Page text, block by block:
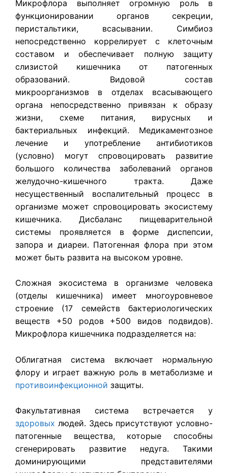
Микрофлора выполняет огромную роль в
функционировании органов секреции,
перистальтики, всасывании. Симбиоз
непосредственно коррелирует с клеточным
составом и обеспечивает полную защиту
слизистой кишечника от патогенных
образований. Видовой состав
микроорганизмов в отделах всасывающего
органа непосредственно привязан к образу
жизни, схеме питания, вирусных и
бактериальных инфекций. Медикаментозное
лечение и употребление антибиотиков
(условно) могут спровоцировать развитие
большого количества заболеваний органов
желудочно-кишечного тракта. Даже
несущественный воспалительный процесс в
организме может спровоцировать экосистему
кишечника. Дисбаланс пищеварительной
системы проявляется в форме диспепсии,
запора и диареи. Патогенная флора при этом
может быть развита на высоком уровне.
Сложная экосистема в организме человека
(отделы кишечника) имеет многоуровневое
строение (17 семейств бактериологических
веществ +50 родов +500 видов подвидов).
Микрофлора кишечника подразделяется на:
Облигатная система включает нормальную
флору и играет важную роль в метаболизме и
противоинфекционной защиты.
Факультативная система встречается у
здоровых людей. Здесь присутствуют условно-
патогенные вещества, которые способны
сгенерировать развитие недуга. Такими
доминирующими представителями